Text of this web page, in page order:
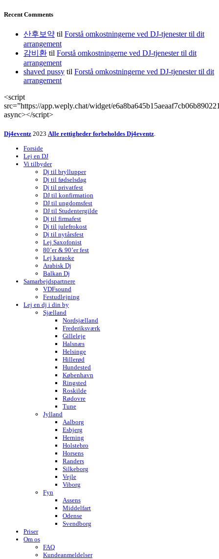
Recent Comments
산후보약 til Forstå omkostningerne ved DJ-tjenester til dit
arrangement
감비환 til Forstå omkostningerne ved DJ-tjenester til dit
arrangement
shaved pussy til Forstå omkostningerne ved DJ-tjenester til dit
arrangement
<script
src=”https://app.weply.chat/widget/
async></script>
Dj4eventz 2023 Alle rettigheder forbeholdes Dj4eventz.
Forside
Lej en DJ
Vi tilbyder
Dj til bryllupper
Dj til fødselsdag
Dj til privatfest
DJ til konfirmation
DJ til ungdomsfest
DJ til Studentergilde
Dj til firmafest
Dj til julefrokost
Dj til nytårsfest
Lej Saxofonist
80’er & 90’er fest
Lej karaoke
Arabisk Dj
Balkan Dj
Samarbejdspartnere
VDFsound
Festudlejning
Lej en dj i din by
Sjælland
Nordsjælland
Frederiksværk
Gilleleje
Halsnæs
Helsinge
Hillerød
Hundested
København
Ringsted
Roskilde
Rødovre
Tune
Jylland
Aalborg
Esbjerg
Herning
Holstebro
Horsens
Randers
Silkeborg
Vejle
Viborg
Fyn
Assens
Middelfart
Odense
Svendborg
Priser
Om os
FAQ
Kundeanmeldelser